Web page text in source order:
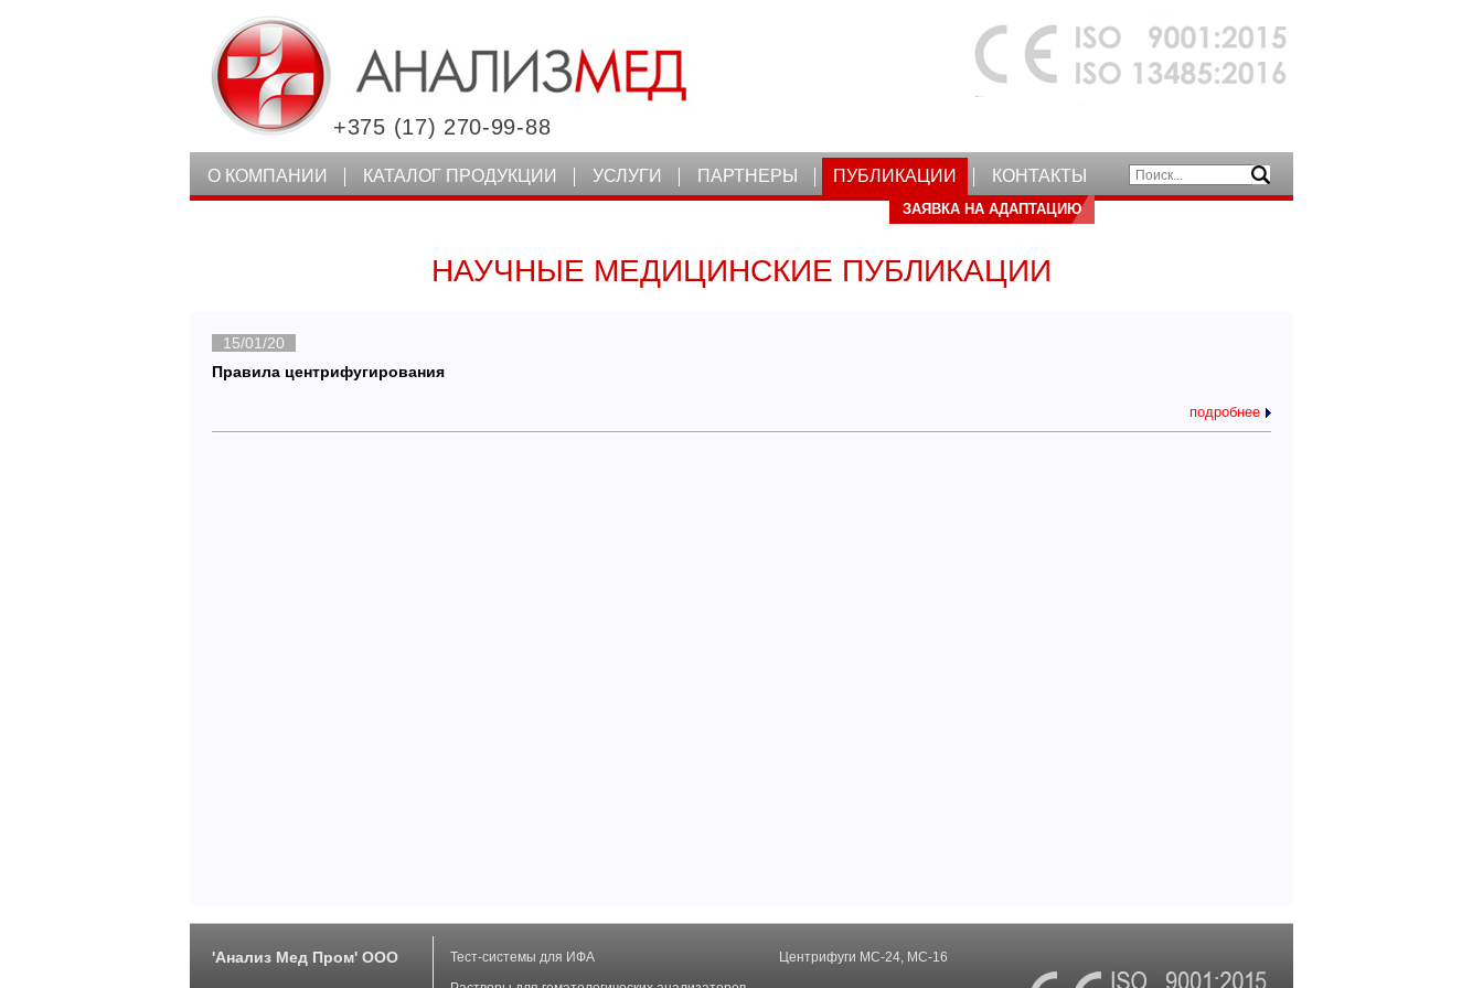
+375 (17) 270-99-88
ЗАЯВКА НА АДАПТАЦИЮ
О КОМПАНИИ КАТАЛОГ ПРОДУКЦИИ УСЛУГИ ПАРТНЕРЫ ПУБЛИКАЦИИ КОНТАКТЫ
НАУЧНЫЕ МЕДИЦИНСКИЕ ПУБЛИКАЦИИ
15/01/20
Правила центрифугирования
подробнее
'Анализ Мед Пром' ООО
Тест-системы для ИФА
Центрифуги MC-24, MC-16